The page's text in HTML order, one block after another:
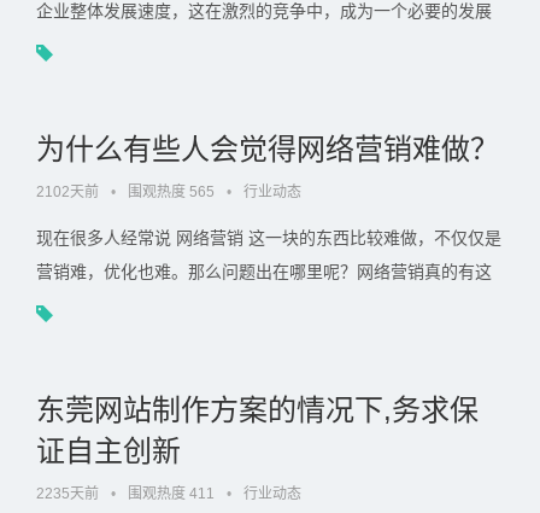
企业整体发展速度，这在激烈的竞争中，成为一个必要的发展
条件。那么网络推广有什么优势呢？ 1.网络推广受众范围广 . .
为什么有些人会觉得网络营销难做？
2102天前 • 围观热度 565 • 行业动态
现在很多人经常说 网络营销 这一块的东西比较难做，不仅仅是
营销难，优化也难。那么问题出在哪里呢？网络营销真的有这
么难做吗？下面我们就来探讨一下，网络营销难做的原因， . . .
东莞网站制作方案的情况下,务求保
证自主创新
2235天前 • 围观热度 411 • 行业动态